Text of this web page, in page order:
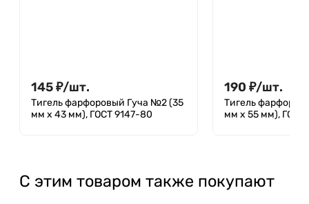
145₽/шт.
Тигель фарфоровый Гуча №2 (35
мм х 43 мм), ГОСТ 9147-80
190 ₽/шт.
Тигель
мм х 55 мм), ГОСТ
С этим товаром также покупают